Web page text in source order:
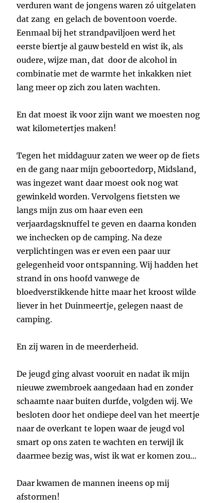
verduren want de jongens waren zó uitgelaten
dat zang en gelach de boventoon voerde.
Eenmaal bij het strandpaviljoen werd het
eerste biertje al gauw besteld en wist ik, als
oudere, wijze man, dat door de alcohol in
combinatie met de warmte het inkakken niet
lang meer op zich zou laten wachten.
En dat moest ik voor zijn want we moesten nog
wat kilometertjes maken!
Tegen het middaguur zaten we weer op de fiets
en de gang naar mijn geboortedorp, Midsland,
was ingezet want daar moest ook nog wat
gewinkeld worden. Vervolgens fietsten we
langs mijn zus om haar even een
verjaardagsknuffel te geven en daarna konden
we inchecken op de camping. Na deze
verplichtingen was er even een paar uur
gelegenheid voor ontspanning. Wij hadden het
strand in ons hoofd vanwege de
bloedverstikkende hitte maar het kroost wilde
liever in het Duinmeertje, gelegen naast de
camping.
En zij waren in de meerderheid.
De jeugd ging alvast vooruit en nadat ik mijn
nieuwe zwembroek aangedaan had en zonder
schaamte naar buiten durfde, volgden wij. We
besloten door het ondiepe deel van het meertje
naar de overkant te lopen waar de jeugd vol
smart op ons zaten te wachten en terwijl ik
daarmee bezig was, wist ik wat er komen zou…
Daar kwamen de mannen ineens op mij
afstormen!